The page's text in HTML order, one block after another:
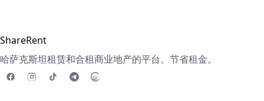
ShareRent
哈萨克斯坦租赁和合租商业地产的平台。节省租金。